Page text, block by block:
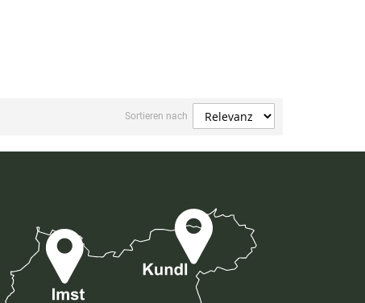
Sortieren nach